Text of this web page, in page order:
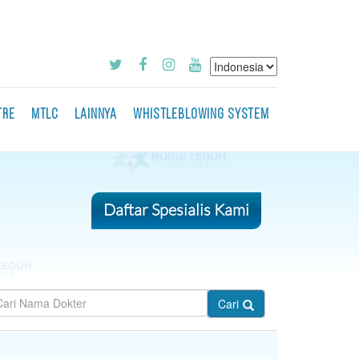
MTLC LAINNYA WHISTLEBLOWING SYSTEM
Daftar Spesialis Kami
Cari